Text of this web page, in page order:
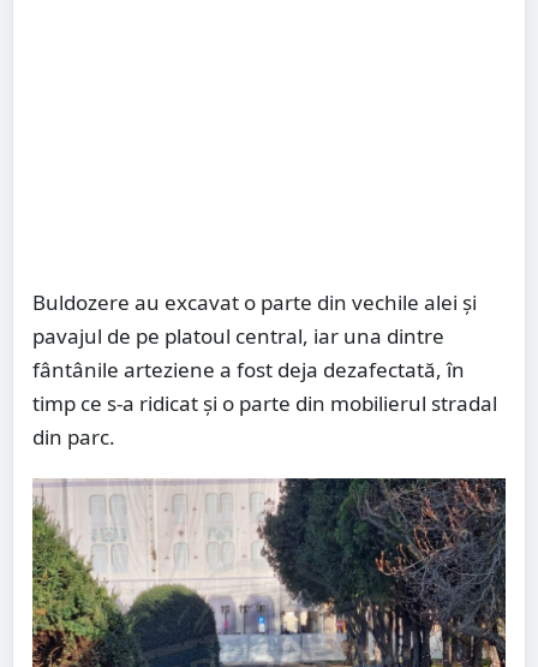
Buldozere au excavat o parte din vechile alei și
pavajul de pe platoul central, iar una dintre
fântânile arteziene a fost deja dezafectată, în
timp ce s-a ridicat și o parte din mobilierul stradal
din parc.